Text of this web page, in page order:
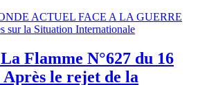
ACTUEL FACE A LA GUERRE
la Situation Internationale
Flamme N°627 du 16
le rejet de la